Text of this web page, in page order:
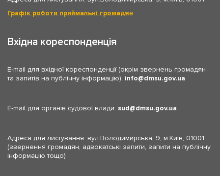
Графік роботи приймальні громадян
Вхідна кореспонденція
E-mail для вхідної кореспонденції (окрім звернень громадян
та запитів на публічну інформацію): info dmsu.gov.ua
E-mail для органів судової влади: sud dmsu.gov.ua
Адреса для листування: вул.Володимирська, 9, м.Київ, 01001
(звернення громадян, адвокатські запити, запити на публічну
інформацію тощо)